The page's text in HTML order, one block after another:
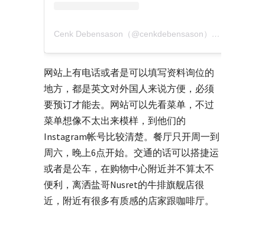
Cenk Debensason（@cenkdebensason）分享的贴文
网站上有电话或者是可以填写资料询位的
地方，都是英文对外国人来说方便，必须
要预订才能去。网站可以先看菜单，不过
菜单想像不太出来模样，到他们的
Instagram帐号比较清楚。餐厅只开周一到
周六，晚上6点开始。交通的话可以搭捷运
或者是公车，在购物中心附近并不算太不
便利，离洒盐哥Nusret的牛排旗舰店很
近，附近有很多有质感的店家跟咖啡厅。